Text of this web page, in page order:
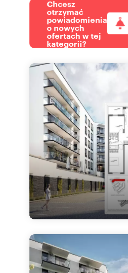
Chcesz
otrzymać
powiadomienia
o nowych
ofertach w tej
kategorii?